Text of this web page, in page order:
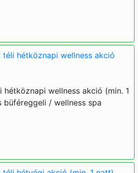
hétköznapi wellness akció
hétköznapi wellness akció (min. 1
/ wellness spa